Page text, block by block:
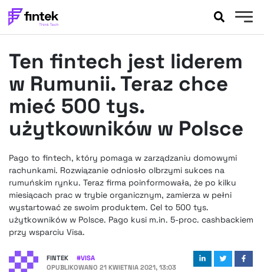
BANKOWOŚĆ
EVENTY
FELIETONY
WYWIADY
LEGAL
FINTEKEXTRA
OKIEM EKSPERTA
Ten fintech jest liderem
w Rumunii. Teraz chce
mieć 500 tys.
użytkowników w Polsce
Pago to fintech, który pomaga w zarządzaniu domowymi
rachunkami. Rozwiązanie odniosło olbrzymi sukces na
rumuńskim rynku. Teraz firma poinformowała, że po kilku
miesiącach prac w trybie organicznym, zamierza w pełni
wystartować ze swoim produktem. Cel to 500 tys.
użytkowników w Polsce. Pago kusi m.in. 5-proc. cashbackiem
przy wsparciu Visa.
FINTEK #VISA
OPUBLIKOWANO 21 KWIETNIA 2021, 13:03